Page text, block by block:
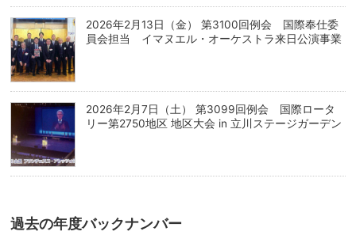
2026年2月13日（金） 第3100回例会 国際奉仕委
員会担当 イマヌエル・オーケストラ来日公演事業
2026年2月7日（土） 第3099回例会 国際ロータ
リー第2750地区 地区大会 in 立川ステージガーデン
過去の年度バックナンバー